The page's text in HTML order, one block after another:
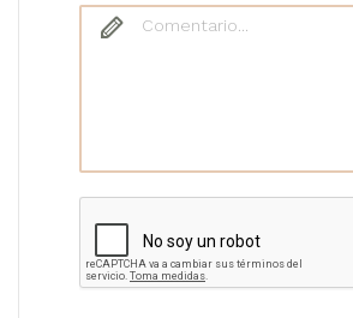
Comentario